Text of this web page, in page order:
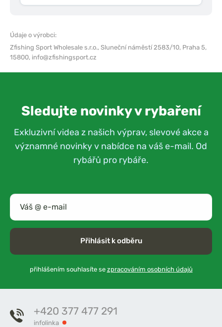
Údaje o výrobci:
Zfishing Sport Wholesale s.r.o., Sluneční náměstí 2583/10, Praha 5,
15800, info@zfishingsport.cz
Sledujte novinky v rybaření
Exkluzivní videa z našich výprav, slevové akce a
významné novinky v nabídce na váš e-mail. Od
rybářů pro rybáře.
Přihlásit k odběru
přihlášením souhlasíte se zpracováním osobních údajů
+420 377 477 291
infolinka